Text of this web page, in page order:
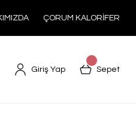
ÇORUM KALORİFER
Giriş Yap Sepet